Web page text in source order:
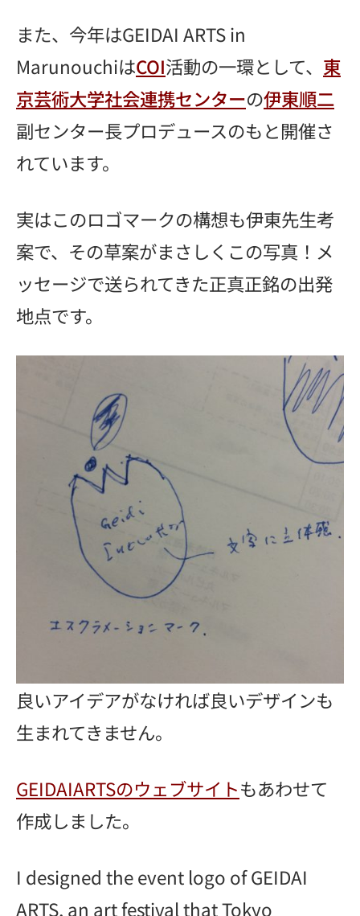
また、今年はGEIDAI ARTS in
MarunouchiはCOI活動の一環として、 東
京芸術大学社会連携センターの伊東順二
副センター長プロデュースのもと開催さ
れています。
実はこのロゴマークの構想も伊東先生考
案で、その草案がまさしくこの写真！メ
ッセージで送られてきた正真正銘の出発
地点です。
良いアイデアがなければ良いデザインも
生まれてきません。
GEIDAIARTSのウェブサイトもあわせて
作成しました。
I designed the event logo of GEIDAI
ARTS, an art festival that Tokyo